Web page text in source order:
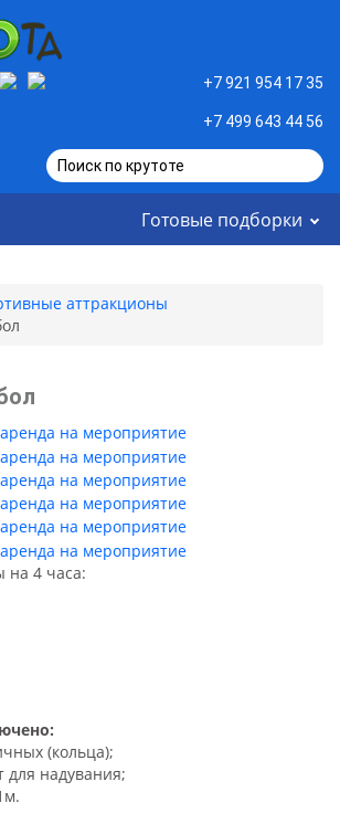
+7 921 954 17 35
+7 499 643 44 56
Поиск по крутоте
Готовые подборки
аттракционы
на 4 часа:
(кольца);
для надувания;